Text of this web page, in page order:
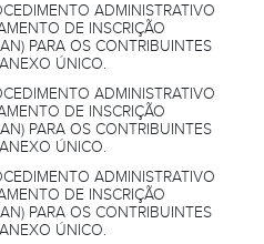
ADMINISTRATIVO
DE INSCRIÇÃO
PARA OS CONTRIBUINTES
ÚNICO.
ADMINISTRATIVO
DE INSCRIÇÃO
PARA OS CONTRIBUINTES
ÚNICO.
ADMINISTRATIVO
DE INSCRIÇÃO
PARA OS CONTRIBUINTES
ÚNICO.